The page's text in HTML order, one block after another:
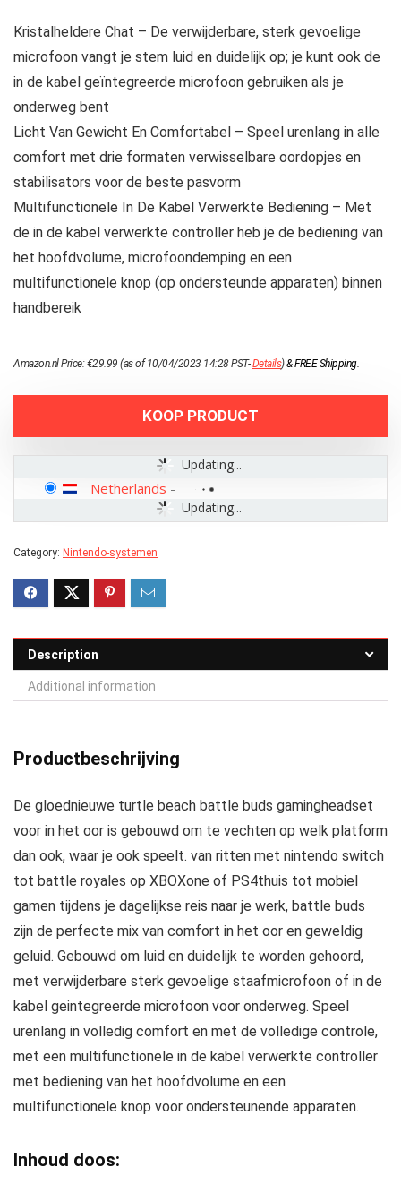
Kristalheldere Chat – De verwijderbare, sterk gevoelige
microfoon vangt je stem luid en duidelijk op; je kunt ook de
in de kabel geïntegreerde microfoon gebruiken als je
onderweg bent
Licht Van Gewicht En Comfortabel – Speel urenlang in alle
comfort met drie formaten verwisselbare oordopjes en
stabilisators voor de beste pasvorm
Multifunctionele In De Kabel Verwerkte Bediening – Met
de in de kabel verwerkte controller heb je de bediening van
het hoofdvolume, microfoondemping en een
multifunctionele knop (op ondersteunde apparaten) binnen
handbereik
Amazon.nl Price:€29.99 (as of 10/04/2023 14:28 PST-Details)&FREE Shipping.
KOOP PRODUCT
Updating...
Updating...
Netherlands -
Category: Nintendo-systemen
Description
Additional information
Productbeschrijving
De gloednieuwe turtle beach battle buds gamingheadset
voor in het oor is gebouwd om te vechten op welk platform
dan ook, waar je ook speelt. van ritten met nintendo switch
tot battle royales op XBOXone of PS4thuis tot mobiel
gamen tijdens je dagelijkse reis naar je werk, battle buds
zijn de perfecte mix van comfort in het oor en geweldig
geluid. Gebouwd om luid en duidelijk te worden gehoord,
met verwijderbare sterk gevoelige staafmicrofoon of in de
kabel geintegreerde microfoon voor onderweg. Speel
urenlang in volledig comfort en met de volledige controle,
met een multifunctionele in de kabel verwerkte controller
met bediening van het hoofdvolume en een
multifunctionele knop voor ondersteunende apparaten.
Inhoud doos: